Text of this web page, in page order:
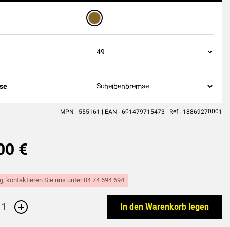
MPN : 555161 | EAN : 601479715473 | Ref : 18869270001
€
kontaktieren Sie uns unter 04.74.694.694
+ In den Warenkorb legen